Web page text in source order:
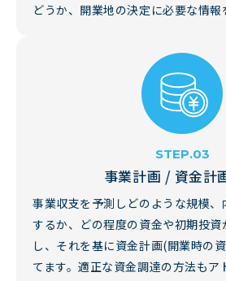
どうか、開業地の決定に必要な情報
事業計画 / 資金計
事業収支を予測しどのような規模、
するか、どの程度の資金や初期投
し、それを基に資金計画(開業時の
てます。適正な資金調達の方法もア